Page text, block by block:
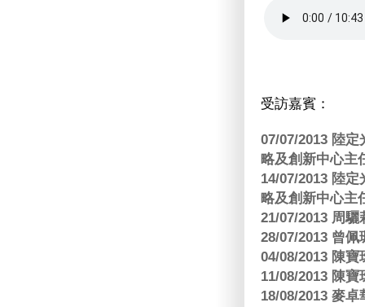
受訪嘉賓：
07/07/2013 陸
略及創新中心主
14/07/2013 陸
略及創新中心主
21/07/2013 周
28/07/2013 曾
04/08/2013 陳
11/08/2013 陳
18/08/2013 麥